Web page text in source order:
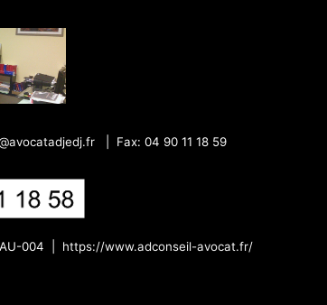
Fax: 04 90 11 18 59
004 | https://www.adconseil-avocat.fr/